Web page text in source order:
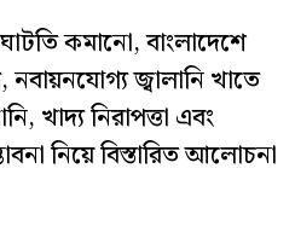
কমানো, বাংলাদেশে
নবায়নযোগ্য জ্বালানি খাতে
খাদ্য নিরাপত্তা এবং
নিয়ে বিস্তারিত আলোচনা